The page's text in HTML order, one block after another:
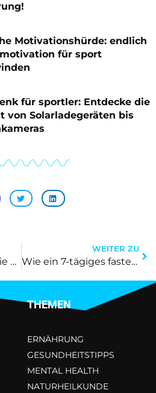
Motivationshürde: endlich
für sport
für sportler: Entdecke die
von Solarladegeräten bis
Rundum gesund: wie Orthesen nach Operationen Wunder wirken können
WEITER ZU
Wie ein 7-tägiges fasten mein leben veränderte: ein überraschender bericht
THEMEN
ERNÄHRUNG
GESUNDHEITSTIPPS
MENTAL HEALTH
NATURHEILKUNDE